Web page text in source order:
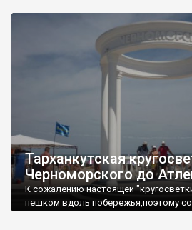
Тарханкутская
Черноморского до
К сожалению настоящей
пешком вдоль побережья,поэтому